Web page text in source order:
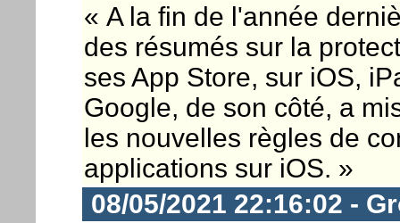
« A la fin de l'année
des résumés sur la
ses App Store, sur iOS,
Google, de son côté, a
les nouvelles règles de
applications sur iOS. »
08/05/2021 22:16:02 -